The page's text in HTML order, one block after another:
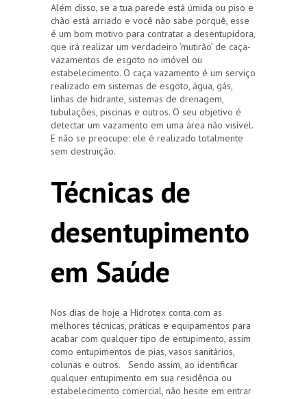
Além disso, se a tua parede está úmida ou piso e
chão está arriado e você não sabe porquê, esse
é um bom motivo para contratar a desentupidora,
que irá realizar um verdadeiro ‘mutirão’ de caça-
vazamentos de esgoto no imóvel ou
estabelecimento. O caça vazamento é um serviço
realizado em sistemas de esgoto, água, gás,
linhas de hidrante, sistemas de drenagem,
tubulações, piscinas e outros. O seu objetivo é
detectar um vazamento em uma área não visível.
E não se preocupe: ele é realizado totalmente
sem destruição.
Técnicas de
desentupimento
em Saúde
Nos dias de hoje a Hidrotex conta com as
melhores técnicas, práticas e equipamentos para
acabar com qualquer tipo de entupimento, assim
como entupimentos de pias, vasos sanitários,
colunas e outros. Sendo assim, ao identificar
qualquer entupimento em sua residência ou
estabelecimento comercial, não hesite em entrar